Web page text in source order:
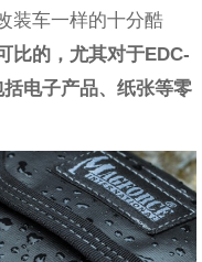
装车一样的十分酷
比的，尤其对于EDC-
电子产品、纸张等零